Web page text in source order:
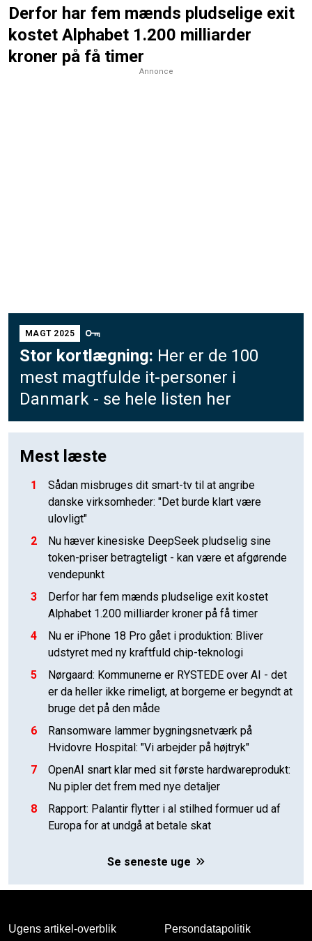
Derfor har fem mænds pludselige exit
kostet Alphabet 1.200 milliarder
kroner på få timer
Annonce
MAGT 2025
Stor kortlægning: Her er de 100
mest magtfulde it-personer i
Danmark - se hele listen her
Mest læste
1
Sådan misbruges dit smart-tv til at angribe
danske virksomheder: "Det burde klart være
ulovligt"
2
Nu hæver kinesiske DeepSeek pludselig sine
token-priser betragteligt - kan være et afgørende
vendepunkt
3
Derfor har fem mænds pludselige exit kostet
Alphabet 1.200 milliarder kroner på få timer
4
Nu er iPhone 18 Pro gået i produktion: Bliver
udstyret med ny kraftfuld chip-teknologi
5
Nørgaard: Kommunerne er RYSTEDE over AI - det
er da heller ikke rimeligt, at borgerne er begyndt at
bruge det på den måde
6
Ransomware lammer bygningsnetværk på
Hvidovre Hospital: "Vi arbejder på højtryk"
7
OpenAI snart klar med sit første hardwareprodukt:
Nu pipler det frem med nye detaljer
8
Rapport: Palantir flytter i al stilhed formuer ud af
Europa for at undgå at betale skat
Se seneste uge
Ugens artikel-overblik
Persondatapolitik